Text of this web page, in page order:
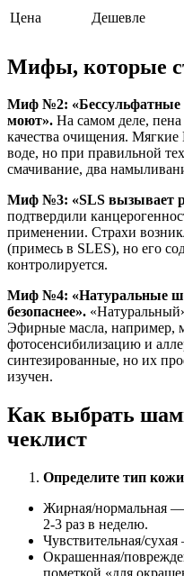
Цена Дешевле
Мифы, которые
Миф №2: «Бессульфатные
моют». На самом деле, пена
качества очищения.
воде, но при правильной
смачивание, два
Миф №3: «SLS вызывает
подтвердили
применении. Страхи
(примесь в SLES), но его
контролируется.
Миф №4: «Натуральные
безопаснее».
Эфирные масла, например,
фотосенсибилизацию и
синтезированные, но их
изучен.
Как выбрать
чеклист
Определите тип
Жирная/нормальная
2-3 раз в неделю.
Чувствительная/
Окрашенная/